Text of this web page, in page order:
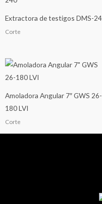
Extractora de testigos DMS-
Corte
Amoladora Angular 7″ GWS 26-
180 LVI
Corte